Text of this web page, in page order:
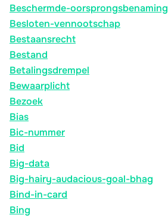
Beschermde-oorsprongsbenaming
Besloten-vennootschap
Bestaansrecht
Bestand
Betalingsdrempel
Bewaarplicht
Bezoek
Bias
Bic-nummer
Bid
Big-data
Big-hairy-audacious-goal-bhag
Bind-in-card
Bing